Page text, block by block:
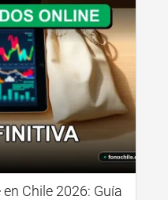
Chile 2026: Guía